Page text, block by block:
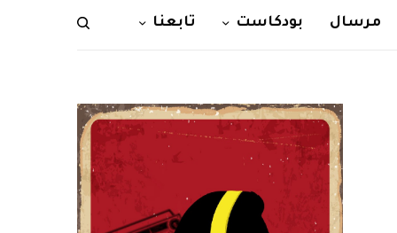
مرسال بودكاست تابعنا